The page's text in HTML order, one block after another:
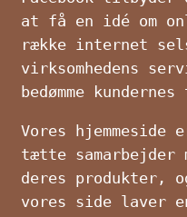
at få en idé om
række internet
virksomhedens
bedømme
Vores
tætte samarbejder
deres produkter,
vores side laver